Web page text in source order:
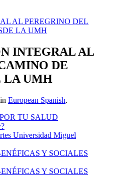
AL PEREGRINO DEL
LA UMH
INTEGRAL AL
DE
LA UMH
European Spanish.
TU SALUD
Universidad Miguel
Y SOCIALES
Y SOCIALES